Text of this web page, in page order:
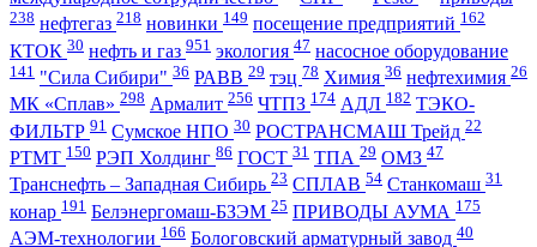
238 нефтегаз 218 новинки 149 посещение предприятий 162
КТОК 30 нефть и газ 951 экология 47 насосное оборудование
141 "Сила Сибири" 36 РАВВ 29 тэц 78 Химия 36 нефтехимия 26
МК «Сплав» 298 Армалит 256 ЧТПЗ 174 АДЛ 182 ТЭКО-
ФИЛЬТР 91 Сумское НПО 30 РОСТРАНСМАШ Трейд 22
РТМТ 150 РЭП Холдинг 86 ГОСТ 31 ТПА 29 ОМЗ 47
Транснефть – Западная Сибирь 23 СПЛАВ 54 Станкомаш 31
конар 191 Белэнергомаш-БЗЭМ 25 ПРИВОДЫ АУМА 175
АЭМ-технологии 166 Бологовский арматурный завод 40